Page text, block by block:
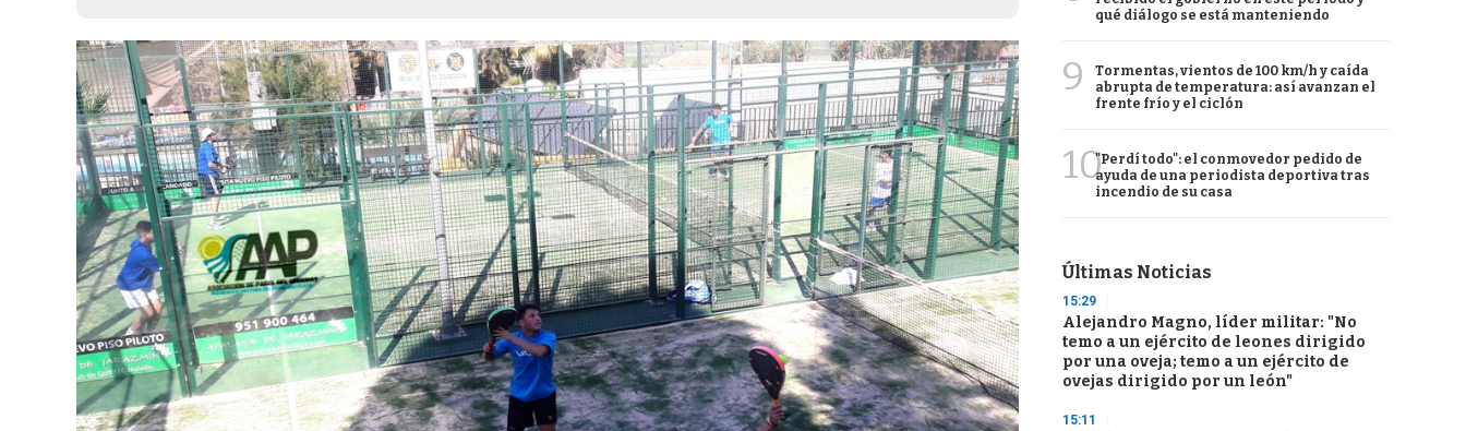
qué diálogo se está manteniendo
9
Tormentas, vientos de 100 km/h y caída
abrupta de temperatura: así avanzan el
frente frío y el ciclón
10"Perdí todo": el conmovedor pedido de
ayuda de una periodista deportiva tras
incendio de su casa
Últimas Noticias
15:29
Alejandro Magno, líder militar: "No
temo a un ejército de leones dirigido
por una oveja; temo a un ejército de
ovejas dirigido por un león"
15:11